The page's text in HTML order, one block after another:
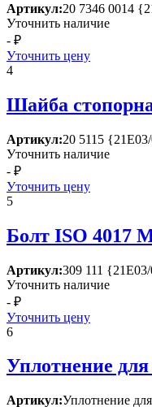
Артикул:20 7346 0014
Уточнить наличие
- ₽
Уточнить цену
4
Шайба
Артикул:20 5115
Уточнить наличие
- ₽
Уточнить цену
5
Болт ISО 4017
Артикул:309 111
Уточнить наличие
- ₽
Уточнить цену
6
Уплотнение для
Артикул:Уплотнение